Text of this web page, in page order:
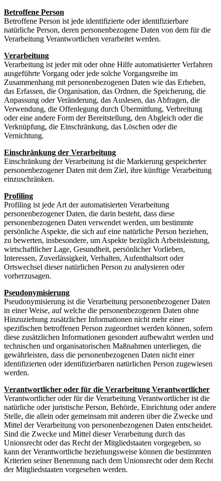
Betroffene Person
Betroffene Person ist jede identifizierte oder identifizierbare
natürliche Person, deren personenbezogene Daten von dem für die
Verarbeitung Verantwortlichen verarbeitet werden.
Verarbeitung
Verarbeitung ist jeder mit oder ohne Hilfe automatisierter Verfahren
ausgeführte Vorgang oder jede solche Vorgangsreihe im
Zusammenhang mit personenbezogenen Daten wie das Erheben,
das Erfassen, die Organisation, das Ordnen, die Speicherung, die
Anpassung oder Veränderung, das Auslesen, das Abfragen, die
Verwendung, die Offenlegung durch Übermittlung, Verbreitung
oder eine andere Form der Bereitstellung, den Abgleich oder die
Verknüpfung, die Einschränkung, das Löschen oder die
Vernichtung.
Einschränkung der Verarbeitung
Einschränkung der Verarbeitung ist die Markierung gespeicherter
personenbezogener Daten mit dem Ziel, ihre künftige Verarbeitung
einzuschränken.
Profiling
Profiling ist jede Art der automatisierten Verarbeitung
personenbezogener Daten, die darin besteht, dass diese
personenbezogenen Daten verwendet werden, um bestimmte
persönliche Aspekte, die sich auf eine natürliche Person beziehen,
zu bewerten, insbesondere, um Aspekte bezüglich Arbeitsleistung,
wirtschaftlicher Lage, Gesundheit, persönlicher Vorlieben,
Interessen, Zuverlässigkeit, Verhalten, Aufenthaltsort oder
Ortswechsel dieser natürlichen Person zu analysieren oder
vorherzusagen.
Pseudonymisierung
Pseudonymisierung ist die Verarbeitung personenbezogener Daten
in einer Weise, auf welche die personenbezogenen Daten ohne
Hinzuziehung zusätzlicher Informationen nicht mehr einer
spezifischen betroffenen Person zugeordnet werden können, sofern
diese zusätzlichen Informationen gesondert aufbewahrt werden und
technischen und organisatorischen Maßnahmen unterliegen, die
gewährleisten, dass die personenbezogenen Daten nicht einer
identifizierten oder identifizierbaren natürlichen Person zugewiesen
werden.
Verantwortlicher oder für die Verarbeitung Verantwortlicher
Verantwortlicher oder für die Verarbeitung Verantwortlicher ist die
natürliche oder juristische Person, Behörde, Einrichtung oder andere
Stelle, die allein oder gemeinsam mit anderen über die Zwecke und
Mittel der Verarbeitung von personenbezogenen Daten entscheidet.
Sind die Zwecke und Mittel dieser Verarbeitung durch das
Unionsrecht oder das Recht der Mitgliedstaaten vorgegeben, so
kann der Verantwortliche beziehungsweise können die bestimmten
Kriterien seiner Benennung nach dem Unionsrecht oder dem Recht
der Mitgliedstaaten vorgesehen werden.